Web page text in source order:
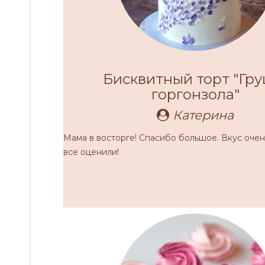
Бисквитный торт
горгонзола"
Катерина
Мама в восторге! Спасибо большое. Вкус
все оценили!